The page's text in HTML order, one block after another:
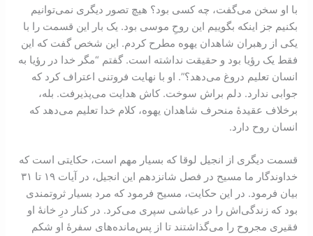
با او سخن می‌گفت، چه کسی بود؟ هیچ تصور دیگری نمی‌توانیم
بکنیم جز اینکه بگوییم این روحِ موسی بود. یک بار این قسمت را با
یکی از رهبران شاهدان یهوه مطرح کردم. این شخص گفت که این
فقط یک رؤیا بود و حقیقت نداشته است. گفتم “مگر خدا در رؤیا به
انسان تعلیم دروغ می‌دهد؟”. او با نهایت فروتنی اعتراف کرد که
جوابی ندارد. دلم براش سوخت. کاش هدایت می‌پذیرفت. بله،
بر‌خلاف عقیدۀ منحرف شاهدان یهوه، کلام خدا تعلیم می‌دهد که
انسان روح دارد.
قسمت دیگری از انجیل لوقا که بسیار مهم است، حکایتی است که
خداوندگار ما مسیح در فصل شانزدهم این انجیل، در آیات ۱۹ تا ۳۱
بیان فرمود. در این حکایت، مسیح فرمود که مرد بسیار ثروتمندی
بود که زندگی‌اش را در عیاشی سپری می‌کرد. در کنار درِ خانۀ او
فقیری مجروح را می‌گذاشتند تا از پس‌مانده‌های سفرۀ او شکم